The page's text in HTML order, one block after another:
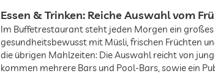
Essen & Trinken: Reiche Auswahl vom
Im Buffetrestaurant steht jeden Morgen ein
gesundheitsbewusst mit Müsli, frischen Früchten
die übrigen Mahlzeiten: Die Auswahl reicht von
kommen mehrere Bars und Pool-Bars, sowie ein